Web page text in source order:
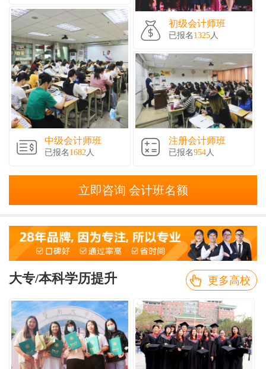
中级会计师班
已报名 1682 人
初级会计师班
已报名 1325人
注册会计师班
已报名954人
立即咨询 会计班名额
大专/本科学历提升 更多高校